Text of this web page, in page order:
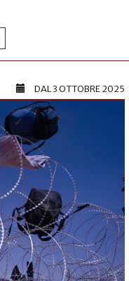
DAL3 OTTOBRE 2025